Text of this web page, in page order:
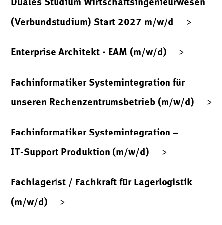
Duales Studium Wirtschaftsingenieurwesen
(Verbundstudium) Start 2027 m/w/d
Enterprise Architekt - EAM (m/w/d)
Fachinformatiker Systemintegration für
unseren Rechenzentrumsbetrieb (m/w/d)
Fachinformatiker Systemintegration –
IT‑Support Produktion (m/w/d)
Fachlagerist / Fachkraft für Lagerlogistik
(m/w/d)